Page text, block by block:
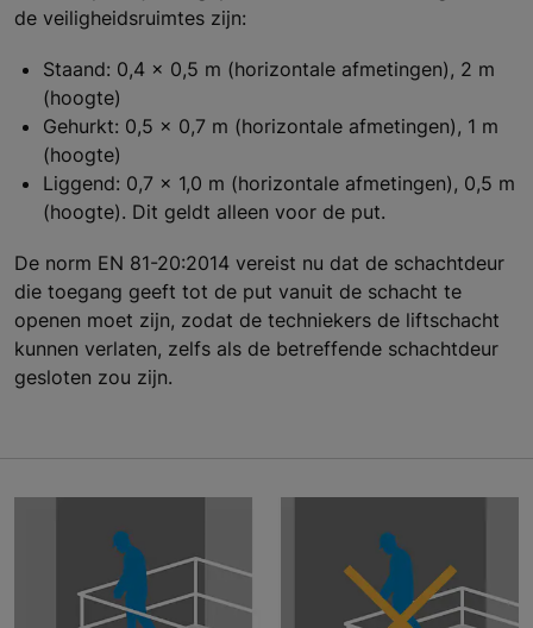
de veiligheidsruimtes zijn:
Staand: 0,4 x 0,5 m (horizontale afmetingen), 2 m
(hoogte)
Gehurkt: 0,5 x 0,7 m (horizontale afmetingen), 1 m
(hoogte)
Liggend: 0,7 x 1,0 m (horizontale afmetingen), 0,5 m
(hoogte). Dit geldt alleen voor de put.
De norm EN 81-20:2014 vereist nu dat de schachtdeur
die toegang geeft tot de put vanuit de schacht te
openen moet zijn, zodat de techniekers de liftschacht
kunnen verlaten, zelfs als de betreffende schachtdeur
gesloten zou zijn.